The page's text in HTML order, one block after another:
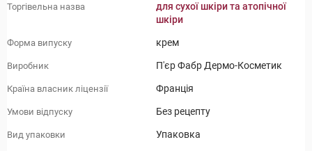
Торгівельна назва
для сухої шкіри та атопічної
шкіри
Форма випуску крем
Виробник П'єр Фабр Дермо-Косметик
Країна власник ліцензії Франція
Умови відпуску Без рецепту
Вид упаковки Упаковка